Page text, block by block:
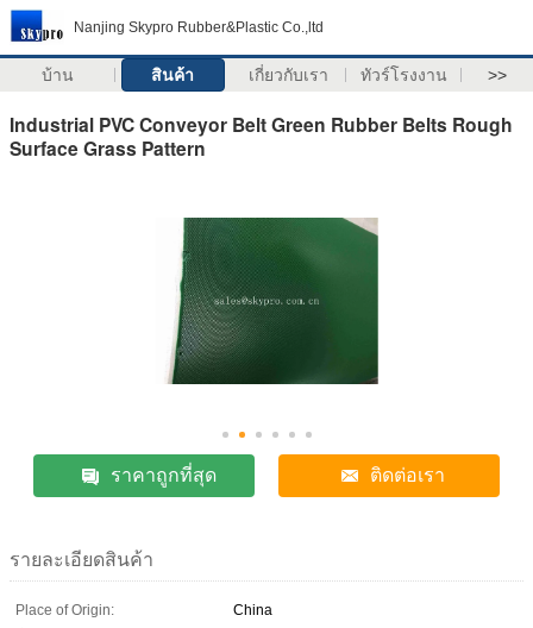
Nanjing Skypro Rubber&Plastic Co.,ltd
บ้าน สินค้า เกี่ยวกับเรา ทัวร์โรงงาน >>
Industrial PVC Conveyor Belt Green Rubber Belts Rough
Surface Grass Pattern
ราคาถูกที่สุด ติดต่อเรา
รายละเอียดสินค้า
Place of Origin:
China